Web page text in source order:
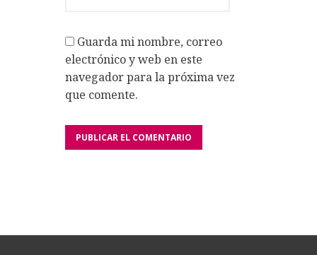
Guarda mi nombre, correo
electrónico y web en este
navegador para la próxima vez
que comente.